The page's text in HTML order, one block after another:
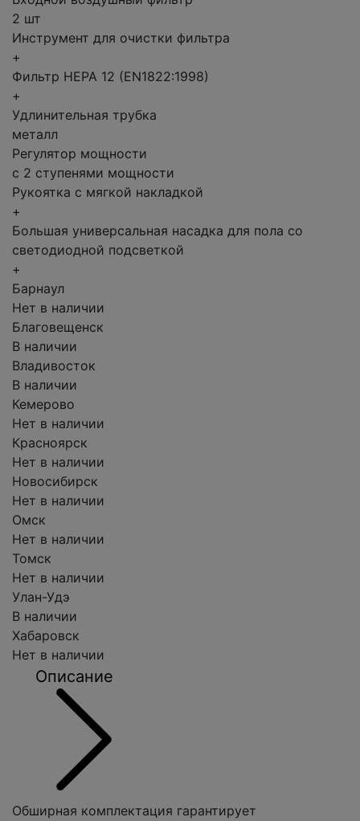
2 шт
Инструмент для очистки фильтра
+
Фильтр HEPA 12 (EN1822:1998)
+
Удлинительная трубка
металл
Регулятор мощности
с 2 ступенями мощности
Рукоятка с мягкой накладкой
+
Большая универсальная насадка для пола со
светодиодной подсветкой
+
Барнаул
Нет в наличии
Благовещенск
В наличии
Владивосток
В наличии
Кемерово
Нет в наличии
Красноярск
Нет в наличии
Новосибирск
Нет в наличии
Омск
Нет в наличии
Томск
Нет в наличии
Улан-Удэ
В наличии
Хабаровск
Нет в наличии
Описание
Обширная комплектация гарантирует